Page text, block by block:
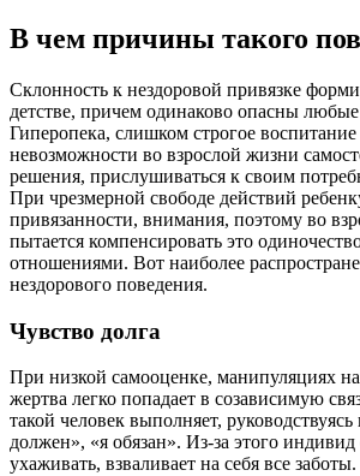
В чем причины такого
Склонность к нездоровой привязке
детстве, причем одинаково опасны
Гиперопека, слишком строгое
невозможности во взрослой жизни
решения, прислушиваться к своим
При чрезмерной свободе действий
привязанности, внимания, поэтому во
пытается компенсировать это
отношениями. Вот наиболее
нездорового поведения.
Чувство долга
При низкой самооценке, манипуляциях
жертва легко попадает в созависимую
такой человек выполняет,
должен», «я обязан». Из-за этого индивид
ухаживать, взваливает на себя все заботы.